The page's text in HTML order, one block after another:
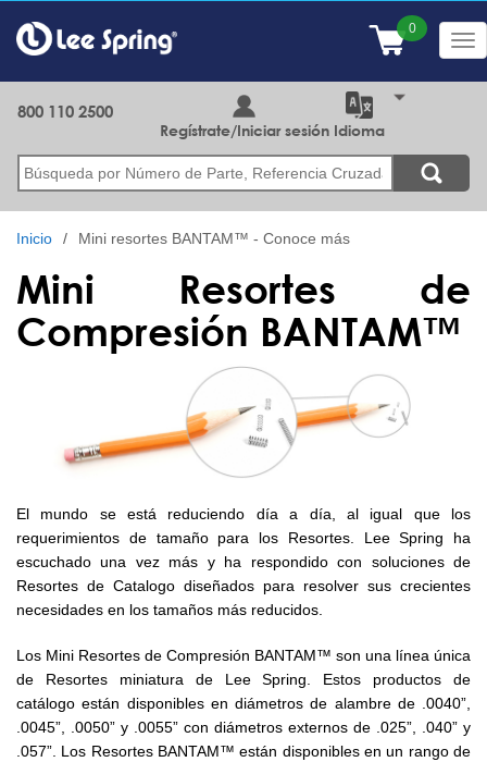
contenido
principal
Buscar
800 110 2500
Regístrate/Iniciar sesiónIdioma
Inicio Mini resortes BANTAM™ - Conoce más
Mini Resortes de
Compresión BANTAM™
El mundo se está reduciendo día a día, al igual que los
requerimientos de tamaño para los Resortes. Lee Spring ha
escuchado una vez más y ha respondido con soluciones de
Resortes de Catalogo diseñados para resolver sus crecientes
necesidades en los tamaños más reducidos.
Los Mini Resortes de Compresión BANTAM™ son una línea única
de Resortes miniatura de Lee Spring. Estos productos de
catálogo están disponibles en diámetros de alambre de .0040”,
.0045”, .0050” y .0055” con diámetros externos de .025”, .040” y
.057”. Los Resortes BANTAM™ están disponibles en un rango de